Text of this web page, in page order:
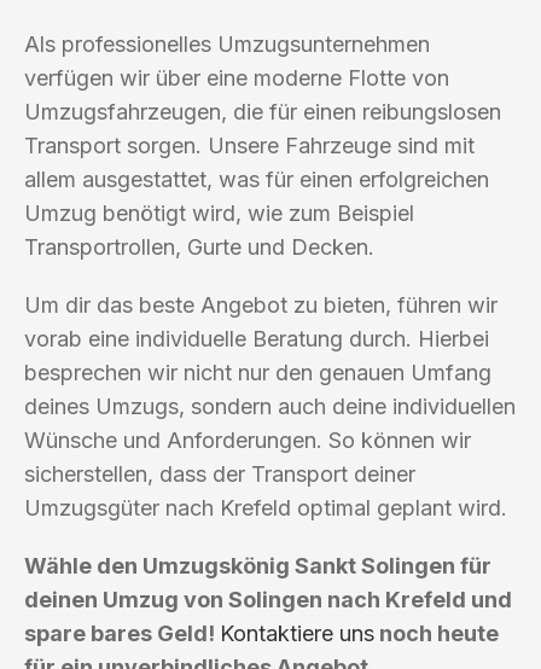
Als professionelles Umzugsunternehmen
verfügen wir über eine moderne Flotte von
Umzugsfahrzeugen, die für einen reibungslosen
Transport sorgen. Unsere Fahrzeuge sind mit
allem ausgestattet, was für einen erfolgreichen
Umzug benötigt wird, wie zum Beispiel
Transportrollen, Gurte und Decken.
Um dir das beste Angebot zu bieten, führen wir
vorab eine individuelle Beratung durch. Hierbei
besprechen wir nicht nur den genauen Umfang
deines Umzugs, sondern auch deine individuellen
Wünsche und Anforderungen. So können wir
sicherstellen, dass der Transport deiner
Umzugsgüter nach Krefeld optimal geplant wird.
Wähle den Umzugskönig Sankt Solingen für
deinen Umzug von Solingen nach Krefeld und
spare bares Geld! Kontaktiere uns noch heute